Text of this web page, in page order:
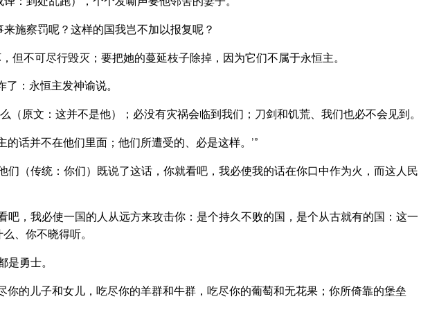
施察罚呢？这样的国我岂不加以报复呢？
但不可尽行毁灭；要把她的蔓延枝子除掉，因为它们不属于永恒主。
：永恒主发神谕说。
（原文：这并不是他）；必没有灾祸会临到我们；刀剑和饥荒、我们也必不会见到。
话并不在他们里面；他们所遭受的、必是这样。’”
们（传统：你们）既说了这话，你就看吧，我必使我的话在你口中作为火，而这人民
吧，我必使一国的人从远方来攻击你：是个持久不败的国，是个从古就有的国：这一
、你不晓得听。
勇士。
你的儿子和女儿，吃尽你的羊群和牛群，吃尽你的葡萄和无花果；你所倚靠的堡垒